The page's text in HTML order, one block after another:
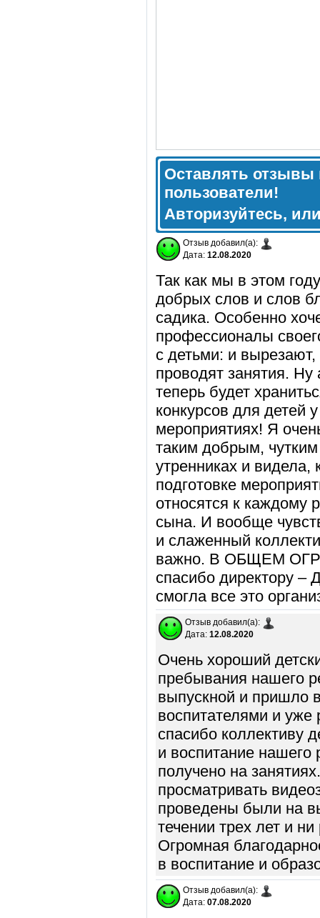
Оставлять отзывы
пользователи!
Авторизуйтесь,
Отзыв добавил(а):
Дата: 12.08.2020
Так как мы в этом
добрых слов и слов
садика. Особенно
профессионалы
с детьми: и
проводят занятия.
теперь будет
конкурсов для детей
мероприятиях! Я
таким добрым,
утренниках и видела,
подготовке
относятся к каждому
сына. И вообще
и слаженный
важно. В ОБЩЕМ
спасибо директору –
смогла все это
Отзыв добавил(а):
Дата: 12.08.2020
Очень хороший
пребывания нашего
выпускной и пришло
воспитателями и
спасибо коллективу
и воспитание
получено на
просматривать
проведены были на
течении трех лет и
Огромная
в воспитание и
Отзыв добавил(а):
Дата: 07.08.2020